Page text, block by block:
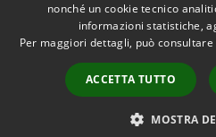
Accessibilità
nonché un cookie tecnico
informazioni statistiche,
Per maggiori dettagli, può
ACCETTA TUTTO
MOSTRA